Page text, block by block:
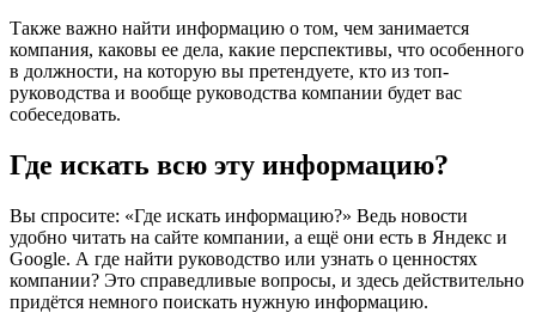
Также важно найти информацию о том, чем занимается
компания, каковы ее дела, какие перспективы, что особенного
в должности, на которую вы претендуете, кто из топ-
руководства и вообще руководства компании будет вас
собеседовать.
Где искать всю эту информацию?
Вы спросите: «Где искать информацию?» Ведь новости
удобно читать на сайте компании, а ещё они есть в Яндекс и
Google. А где найти руководство или узнать о ценностях
компании? Это справедливые вопросы, и здесь действительно
придётся немного поискать нужную информацию.